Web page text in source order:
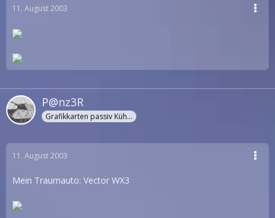
11. August 2003
P@nz3R
Grafikkarten passiv Kühler
11. August 2003
Mein Traumauto: Vector WX3